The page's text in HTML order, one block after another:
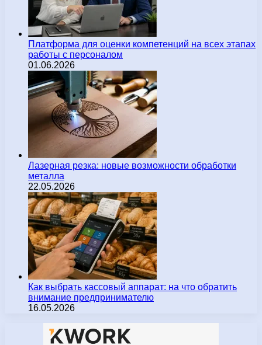
Платформа для оценки компетенций на всех этапах
работы с персоналом
01.06.2026
Лазерная резка: новые возможности обработки
металла
22.05.2026
Как выбрать кассовый аппарат: на что обратить
внимание предпринимателю
16.05.2026